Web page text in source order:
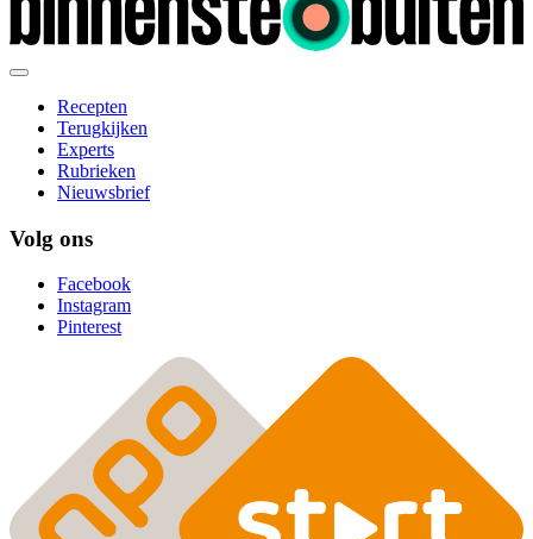
Recepten
Terugkijken
Experts
Rubrieken
Nieuwsbrief
Volg ons
Facebook
Instagram
Pinterest